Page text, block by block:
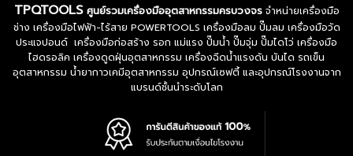
TPQTOOLS ศูนย์รวมเครื่องมืออุตสาหกรรมครบวงจรจำหน่ายเครื่องมือ
ช่าง เครื่องมือไฟฟ้า-ไร้สาย POWERTOOLS เครื่องมือลม ปั๊มลม เครื่องมือวัด
ประแจปอนด์ เครื่องมือก่อสร้าง รอก แม่แรง ปั๊มน้ำ ปั๊มจุ่ม ปั๊มไดโว่ เครื่องมือ
ไฮดรอลิค เครื่องดูดฝุ่นอุตสาหกรรม เครื่องฉีดน้ำแรงดัน บันได รถเข็น
อุตสาหกรรม น้ำยากาวเคมีอุตสาหกรรม อุปกรณ์เซฟตี้ และอุปกรณ์โรงงานจาก
แบรนด์ชั้นนำระดับโลก